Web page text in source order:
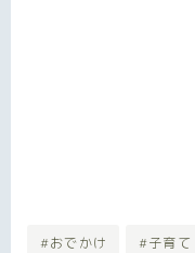
#おでかけ #子育て